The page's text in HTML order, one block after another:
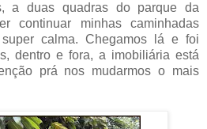
a duas quadras do parque da
continuar minhas caminhadas
calma. Chegamos lá e foi
dentro e fora, a imobiliária está
prá nos mudarmos o mais